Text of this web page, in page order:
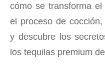
cómo se transforma
el proceso de
y descubre los
los tequilas premium